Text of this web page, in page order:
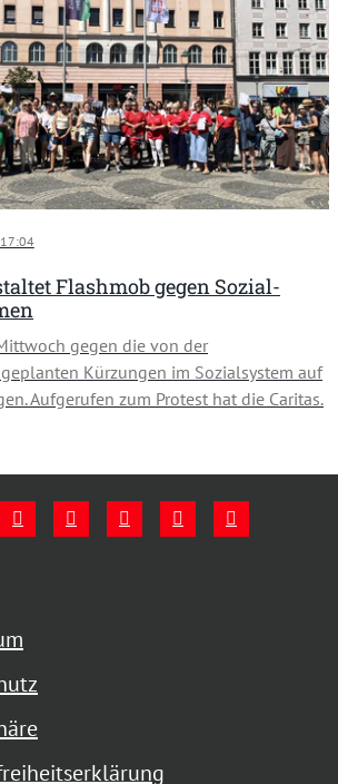
Flashmob gegen Sozial-
gegen die von der
Kürzungen im Sozialsystem auf
Aufgerufen zum Protest hat die Caritas.